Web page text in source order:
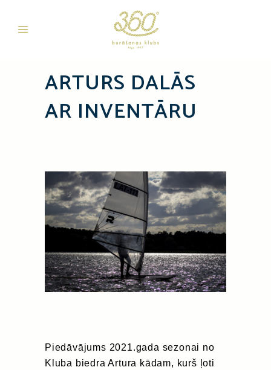
ARTURS DALĀS
AR INVENTĀRU
Piedāvājums 2021.gada sezonai no
Kluba biedra Artura kādam, kurš ļoti